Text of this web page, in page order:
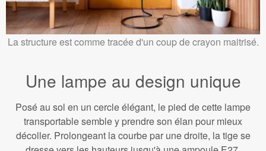
La structure est comme tracée d'un coup de crayon maitrisé.
Une lampe au design unique
Posé au sol en un cercle élégant, le pied de cette lampe
transportable semble y prendre son élan pour mieux
décoller. Prolongeant la courbe par une droite, la tige se